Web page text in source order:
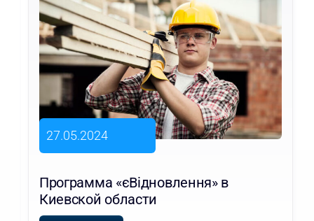
27.05.2024
Программа «єВідновлення» в
Киевской области